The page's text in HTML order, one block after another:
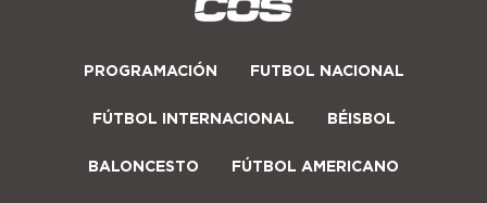
PROGRAMACIÓN FUTBOL NACIONAL
FÚTBOL INTERNACIONAL BÉISBOL
BALONCESTO FÚTBOL AMERICANO